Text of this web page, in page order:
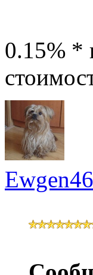
0.15% *
Ewgen46